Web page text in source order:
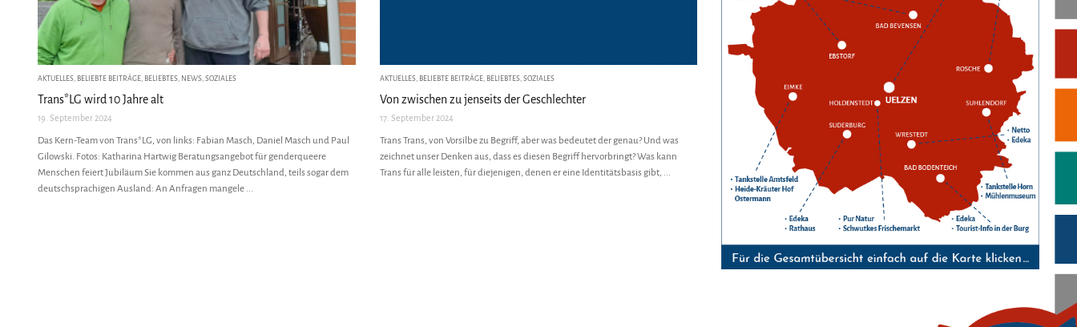
AKTUELLES BELIEBTE BEITRÄGE BELIEBTES NEWS SOZIALES
Trans*LG wird 10 Jahre alt
19. September 2024
Das Kern-Team von Trans*LG, von links: Fabian Masch, Daniel Masch und Paul
Gilowski. Fotos: Katharina Hartwig Beratungsangebot für genderqueere
Menschen feiert Jubiläum Sie kommen aus ganz Deutschland, teils sogar dem
deutschsprachigen Ausland: An Anfragen mangele ...
AKTUELLES, BELIEBTE BEITRÄGE, BELIEBTES, SOZIALES
Von zwischen zu jenseits der Geschlechter
17. September 2024
Trans Trans, von Vorsilbe zu Begriff, aber was bedeutet der genau? Und was
zeichnet unser Denken aus, dass es diesen Begriff hervorbringt? Was kann
Trans für alle leisten, für diejenigen, denen er eine Identitätsbasis gibt, ...